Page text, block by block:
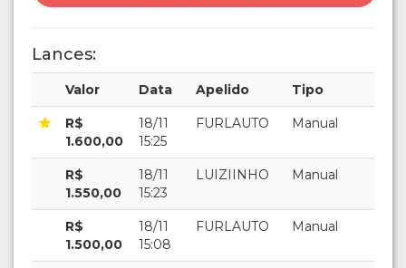
Lances:
Valor Data Apelido Tipo
R$
1.600,00
18/11
15:25
FURLAUTO Manual
R$
1.550,00
18/11
15:23
LUIZIINHO Manual
R$
1.500,00
18/11
15:08
FURLAUTO Manual